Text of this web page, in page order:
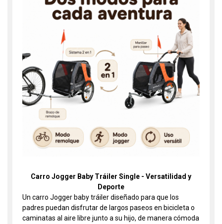
Carro Jogger Baby Tráiler Single - Versatilidad y
Deporte
Un carro Jogger baby tráiler diseñado para que los
padres puedan disfrutar de largos paseos en bicicleta o
caminatas al aire libre junto a su hijo, de manera cómoda